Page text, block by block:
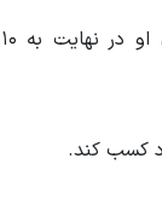
میلیون دلار برساند. البته با سقوط ۷۴ درصدی این توکن از اوج قیمتی، سود محقق‌نشده‌ی او در نهایت به ۱۰